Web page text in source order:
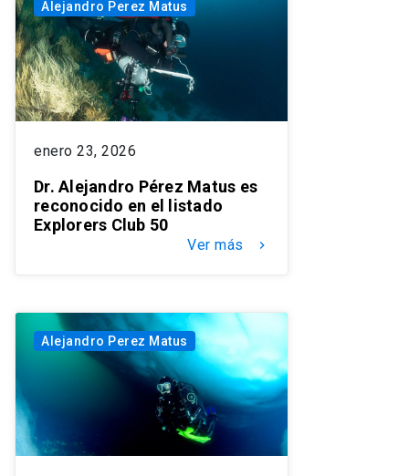
Alejandro Perez Matus
enero 23, 2026
Dr. Alejandro Pérez Matus es
reconocido en el listado
Explorers Club 50
Ver más keyboard_arrow_right
Alejandro Perez Matus